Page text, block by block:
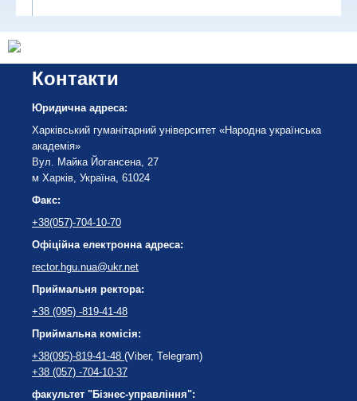
Контакти
Юридична адреса:
Харківський гуманітарний університет «Народна українська
академія»
Вул. Майка Йогансена, 27
м Харків, Україна, 61024
Факс:
+38(057)-704-10-70
Офіційна електронна адреса:
rector.hgu.nua@ukr.net
Приймальня ректора:
+38 (095) -819-41-48
Приймальна комісія:
+38(095)-819-41-48 (Viber, Telegram)
+38 (057) -704-10-37
факультет "Бізнес-управління":